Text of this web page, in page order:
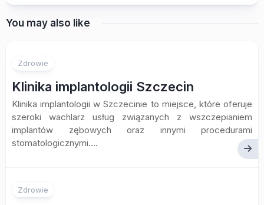
You may also like
Zdrowie
Klinika implantologii Szczecin
Klinika implantologii w Szczecinie to miejsce, które oferuje
szeroki wachlarz usług związanych z wszczepianiem
implantów zębowych oraz innymi procedurami
stomatologicznymi....
Zdrowie